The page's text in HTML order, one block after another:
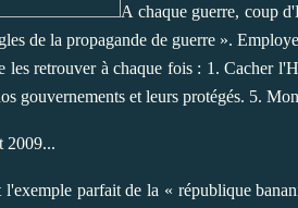
A chaque guerre, coup
de la propagande de guerre ».
les retrouver à chaque fois : 1. Cacher
gouvernements et leurs protégés. 5.
2009...
l'exemple parfait de la « république